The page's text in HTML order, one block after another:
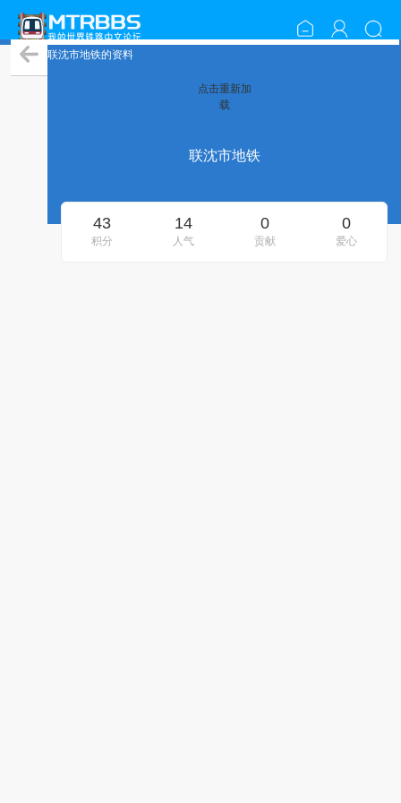
联沈市地铁的资料
点击重新加
载
联沈市地铁
43
积分
14
人气
0
贡献
0
爱心